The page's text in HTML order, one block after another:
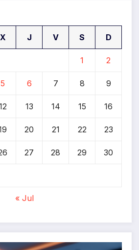
X J V S D
1 2
5 6 7 8 9
13 14 15 16
20 21 22 23
27 28 29 30
« Jul